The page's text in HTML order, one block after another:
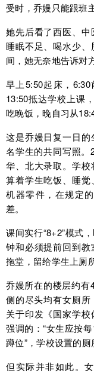
受时，乔嫚只能跟班
她先后看了西医、中
睡眠不足、喝水少
间，她无奈地告诉对
早上5:50起床，
13:50抵达学校上课
吃晚饭，晚自习从
这是乔嫚日复一日
名学生的共同写照
华、北大录取。学
算着学生吃饭、睡
机器零件，在规定
差。
课间实行“8+2”模式
钟和必须提前回到
拖堂，留给学生上厕
乔嫚所在的楼层约有
侧的尽头均有女厕
关于印发《国家学
强调的：“女生应按
蹲位”，学校设置的厕
但实际并非如此。